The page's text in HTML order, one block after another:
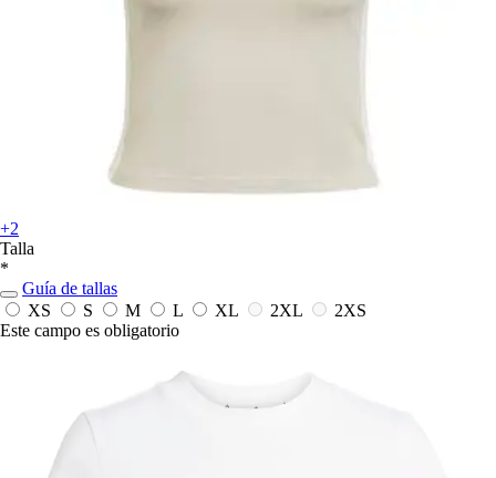
+2
Talla
*
Guía de tallas
XS
S M L XL 2XL
2XS
Este campo es obligatorio